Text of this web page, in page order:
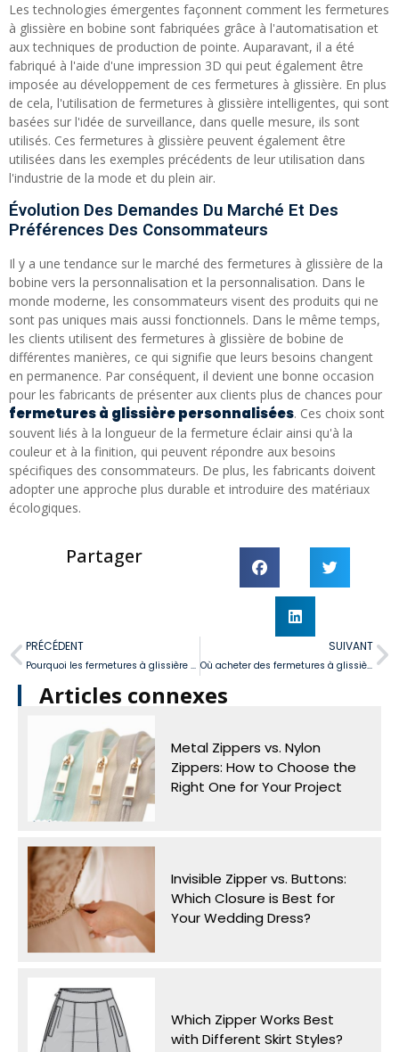
Les technologies émergentes façonnent comment les fermetures
à glissière en bobine sont fabriquées grâce à l'automatisation et
aux techniques de production de pointe. Auparavant, il a été
fabriqué à l'aide d'une impression 3D qui peut également être
imposée au développement de ces fermetures à glissière. En plus
de cela, l'utilisation de fermetures à glissière intelligentes, qui sont
basées sur l'idée de surveillance, dans quelle mesure, ils sont
utilisés. Ces fermetures à glissière peuvent également être
utilisées dans les exemples précédents de leur utilisation dans
l'industrie de la mode et du plein air.
Évolution Des Demandes Du Marché Et Des
Préférences Des Consommateurs
Il y a une tendance sur le marché des fermetures à glissière de la
bobine vers la personnalisation et la personnalisation. Dans le
monde moderne, les consommateurs visent des produits qui ne
sont pas uniques mais aussi fonctionnels. Dans le même temps,
les clients utilisent des fermetures à glissière de bobine de
différentes manières, ce qui signifie que leurs besoins changent
en permanence. Par conséquent, il devient une bonne occasion
pour les fabricants de présenter aux clients plus de chances pour
fermetures à glissière personnalisées. Ces choix sont
souvent liés à la longueur de la fermeture éclair ainsi qu'à la
couleur et à la finition, qui peuvent répondre aux besoins
spécifiques des consommateurs. De plus, les fabricants doivent
adopter une approche plus durable et introduire des matériaux
écologiques.
Partager
PRÉCÉDENT
Pourquoi les fermetures à glissière de bobine en nylon révolutionnent l'industrie des équipements en plein air?
SUIVANT
Où acheter des fermetures à glissière en nylon près de moi?
Articles connexes
Metal Zippers vs. Nylon
Zippers: How to Choose the
Right One for Your Project
Invisible Zipper vs. Buttons:
Which Closure is Best for
Your Wedding Dress?
Which Zipper Works Best
with Different Skirt Styles?